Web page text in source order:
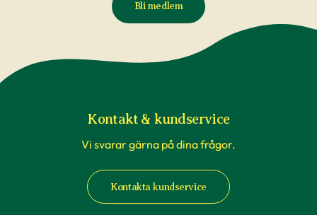
Bli medlem
Kontakt & kundservice
Vi svarar gärna på dina frågor.
Kontakta kundservice